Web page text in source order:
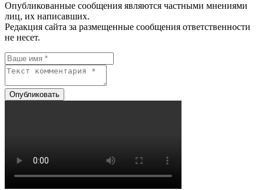
Опубликованные сообщения являются частными мнениями
лиц, их написавших.
Редакция сайта за размещенные сообщения ответственности
не несет.
Опубликовать